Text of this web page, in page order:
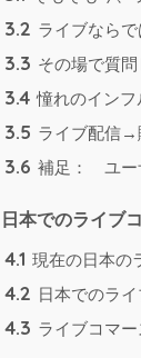
3.2 ライブなら
3.3 その場で質
3.4 憧れのインフ
3.5 ライブ配信→
3.6 補足： ユー
日本でのライブ
4.1 現在の日本の
4.2 日本でのラ
4.3 ライブコマ